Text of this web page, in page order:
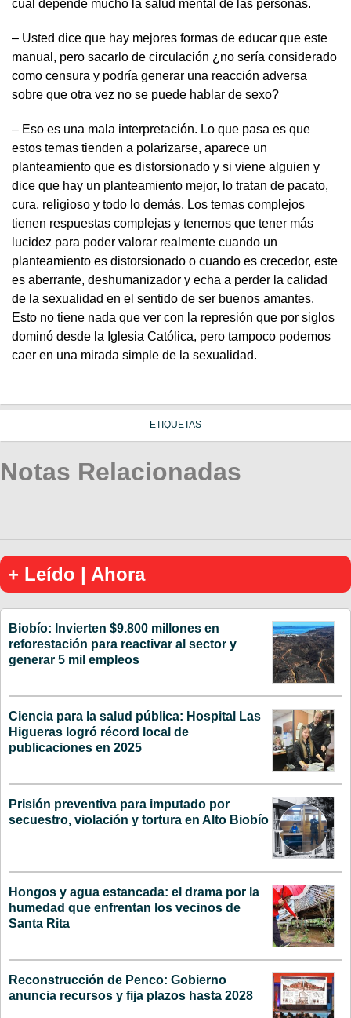
cual depende mucho la salud mental de las personas.
– Usted dice que hay mejores formas de educar que este
manual, pero sacarlo de circulación ¿no sería considerado
como censura y podría generar una reacción adversa
sobre que otra vez no se puede hablar de sexo?
– Eso es una mala interpretación. Lo que pasa es que
estos temas tienden a polarizarse, aparece un
planteamiento que es distorsionado y si viene alguien y
dice que hay un planteamiento mejor, lo tratan de pacato,
cura, religioso y todo lo demás. Los temas complejos
tienen respuestas complejas y tenemos que tener más
lucidez para poder valorar realmente cuando un
planteamiento es distorsionado o cuando es crecedor, este
es aberrante, deshumanizador y echa a perder la calidad
de la sexualidad en el sentido de ser buenos amantes.
Esto no tiene nada que ver con la represión que por siglos
dominó desde la Iglesia Católica, pero tampoco podemos
caer en una mirada simple de la sexualidad.
ETIQUETAS
Notas Relacionadas
+ Leído | Ahora
Biobío: Invierten $9.800 millones en
reforestación para reactivar al sector y
generar 5 mil empleos
Ciencia para la salud pública: Hospital Las
Higueras logró récord local de
publicaciones en 2025
Prisión preventiva para imputado por
secuestro, violación y tortura en Alto Biobío
Hongos y agua estancada: el drama por la
humedad que enfrentan los vecinos de
Santa Rita
Reconstrucción de Penco: Gobierno
anuncia recursos y fija plazos hasta 2028